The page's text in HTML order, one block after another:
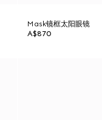
Mask镜框太阳眼镜
A$870